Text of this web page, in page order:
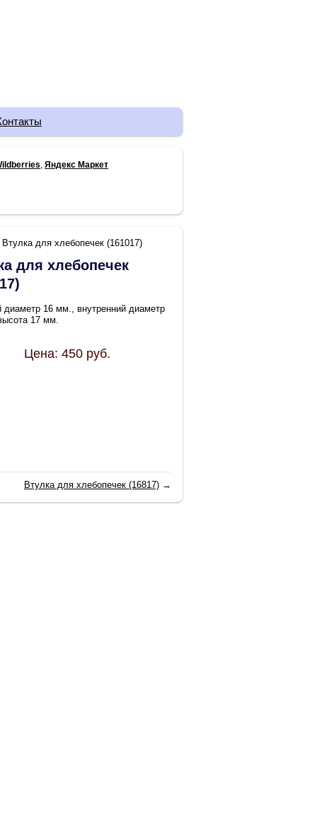
Яндекс Маркет
Втулка для хлебопечек (161017)
для хлебопечек
диаметр 16 мм., внутренний диаметр
17 мм.
Цена: 450 руб.
Втулка для хлебопечек (16817) →